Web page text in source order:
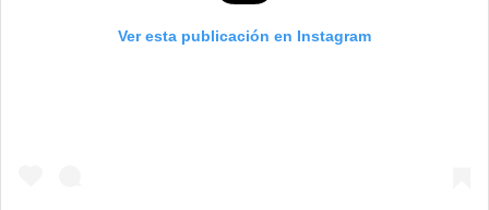
Ver esta publicación en Instagram